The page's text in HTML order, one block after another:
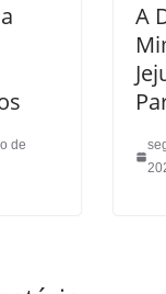
de
A